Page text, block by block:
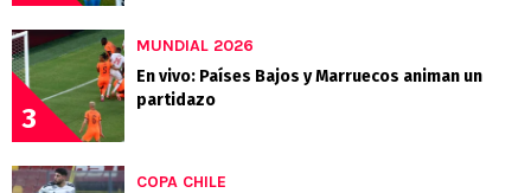
3
MUNDIAL 2026
En vivo: Países Bajos y Marruecos animan un
partidazo
COPA CHILE